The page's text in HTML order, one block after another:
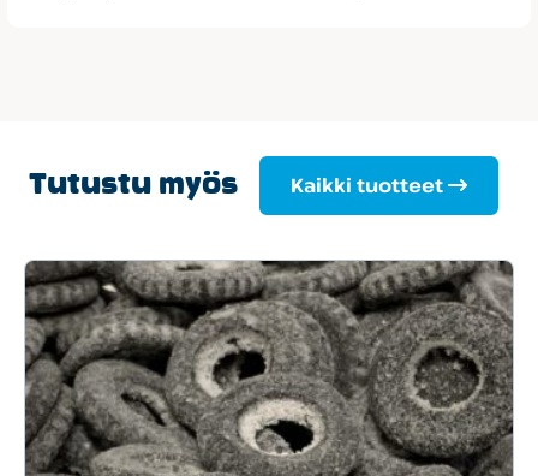
Tutustu myös Kaikki tuotteet